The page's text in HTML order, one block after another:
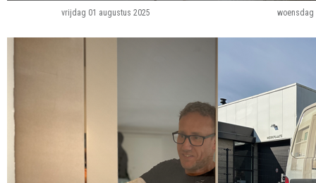
vrijdag 01 augustus 2025 woensdag